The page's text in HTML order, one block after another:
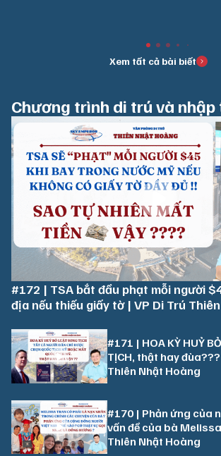
Xem tất cả bài biết
Chương trình di trú và nhập
#172 | TSA bắt đầu phạt mỗi người
địa nếu thiếu giấy tờ | VP Di Trú
#171 | HOA KỲ HUỶ
TỊCH, thật hay
Thiên Nhật Hoàng
#170 | Phản ứng của
vấn đề của bà
Thiên Nhật Hoàng